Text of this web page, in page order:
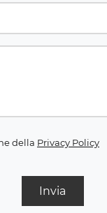
della Privacy Policy
Invia